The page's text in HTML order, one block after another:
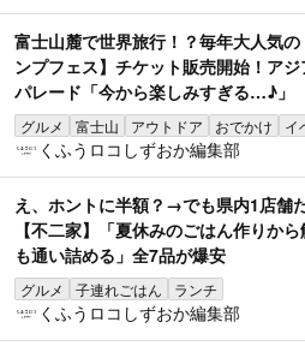
富士山麓で世界旅行！？毎年大人気
ンプフェス】チケット販売開始！ア
パレード「今から楽しみすぎる…♪」
グルメ 富士山 アウトドア おでかけ イ
くふうロコしずおか編集部
え、ホントに半額？→でも県内1店舗
【不二家】「夏休みのごはん作りか
も通い詰める」全7品が爆安
グルメ 子連れごはん ランチ
くふうロコしずおか編集部